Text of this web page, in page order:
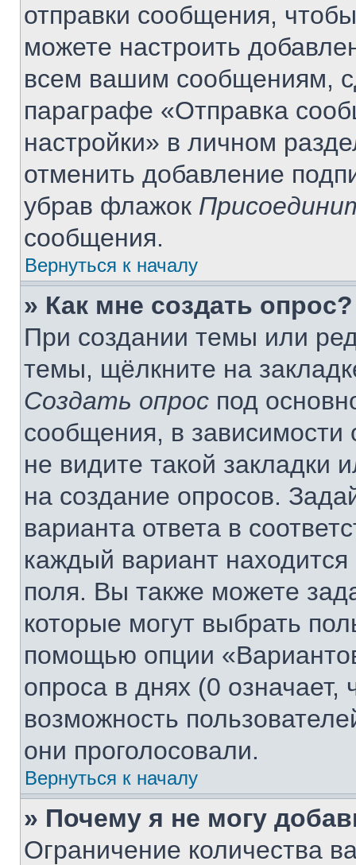
отправки сообщения,
можете настроить
всем вашим сообщениям,
параграфе «Отправка
настройки» в личном
отменить добавление
убрав флажок
сообщения.
Вернуться к началу
» Как мне создать опрос?
При создании темы или
темы, щёлкните на
Создать опрос под
сообщения, в зависимости
не видите такой
на создание опросов.
варианта ответа в
каждый вариант находится
поля. Вы также можете
которые могут выбрать
помощью опции
опроса в днях (0
возможность
они проголосовали.
Вернуться к началу
» Почему я не могу
Ограничение количества